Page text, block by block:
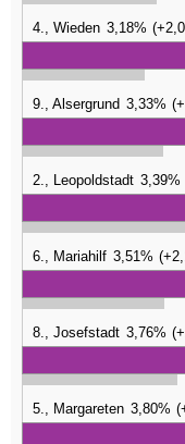
4., Wieden 3,18%
9., Alsergrund 3,33%
2., Leopoldstadt 3,39%
6., Mariahilf 3,51%
8., Josefstadt 3,76%
5., Margareten 3,80%